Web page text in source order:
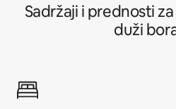
Sadržaji i prednosti
duži